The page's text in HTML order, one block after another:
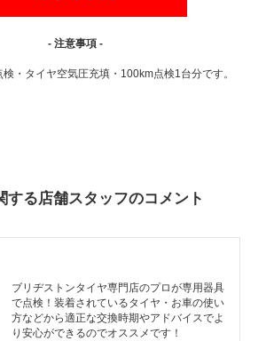
- 注意事項 -
・タイヤ空気圧充填・100km点検1台分です。
する店舗スタッフのコメント
ブリヂストンタイヤ専門店のプロが専用器具
で点検！装着されているタイヤ・お車の使い
方などから適正な交換時期やアドバイスでよ
り安心ができるのでオススメです！